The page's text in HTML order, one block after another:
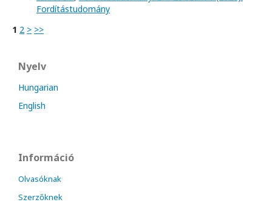
Fordítástudomány
1 2 > >>
Nyelv
Hungarian
English
Információ
Olvasóknak
Szerzőknek